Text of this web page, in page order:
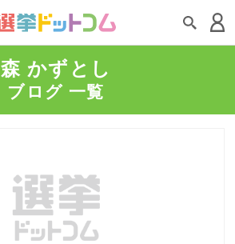
森 かずとし
ブログ 一覧